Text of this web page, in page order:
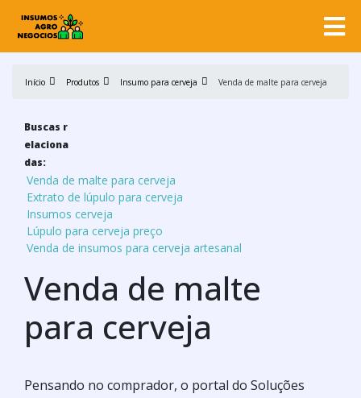
Início Produtos Insumo para cerveja Venda de malte para cerveja
Buscas r
elaciona
das:
Venda de malte para cerveja
Extrato de lúpulo para cerveja
Insumos cerveja
Lúpulo para cerveja preço
Venda de insumos para cerveja artesanal
Venda de malte
para cerveja
Pensando no comprador, o portal do Soluções